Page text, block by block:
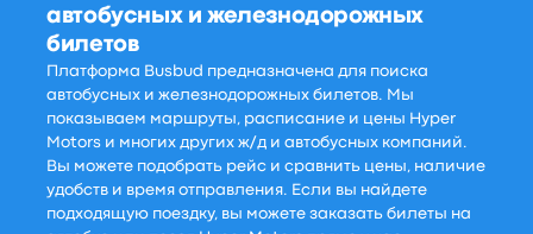
автобусных и железнодорожных
билетов
Платформа Busbud предназначена для поиска
автобусных и железнодорожных билетов. Мы
показываем маршруты, расписание и цены Hyper
Motors и многих других ж/д и автобусных компаний.
Вы можете подобрать рейс и сравнить цены, наличие
удобств и время отправления. Если вы найдете
подходящую поездку, вы можете заказать билеты на